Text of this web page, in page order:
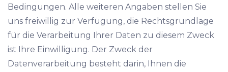
Bedingungen. Alle weiteren Angaben stellen Sie
uns freiwillig zur Verfügung, die Rechtsgrundlage
für die Verarbeitung Ihrer Daten zu diesem Zweck
ist Ihre Einwilligung. Der Zweck der
Datenverarbeitung besteht darin, Ihnen die